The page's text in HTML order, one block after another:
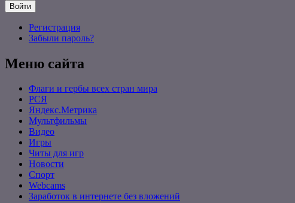
Войти
Регистрация
Забыли пароль?
Меню сайта
Флаги и гербы всех стран мира
РСЯ
Яндекс.Метрика
Мультфильмы
Видео
Игры
Читы для игр
Новости
Спорт
Webcams
Заработок в интернете без вложений